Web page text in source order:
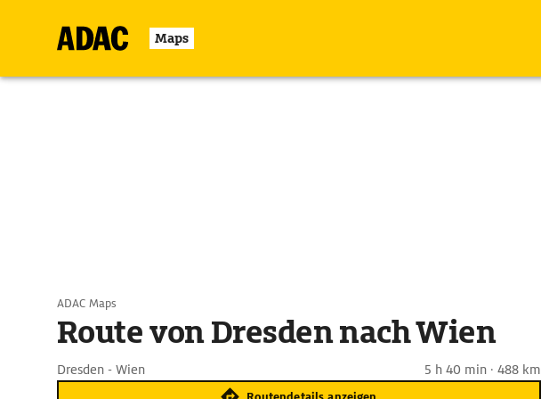
Maps
ADAC Maps
Route von Dresden nach Wien
Dresden - Wien 5 h 40 min · 488 km